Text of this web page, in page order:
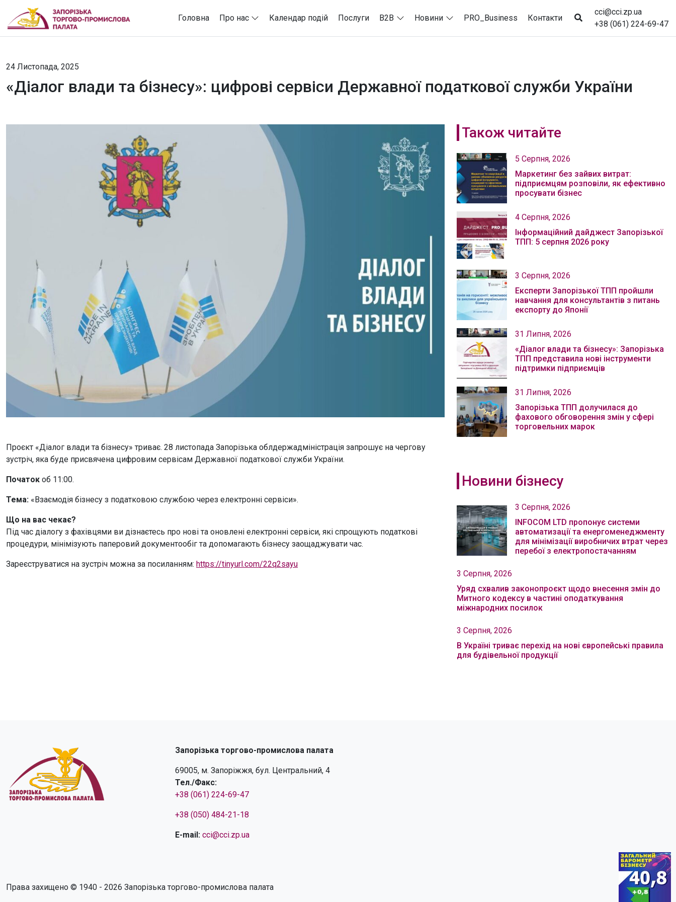
Головна Про нас Календар подій Послуги B2B Новини PRO_Business Контакти
cci@cci.zp.ua
+38 (061) 224-69-47
24 Листопада, 2025
«Діалог влади та бізнесу»: цифрові сервіси Державної податкової служби України
Проєкт «Діалог влади та бізнесу» триває. 28 листопада Запорізька облдержадміністрація запрошує на чергову
зустріч, яка буде присвячена цифровим сервісам Державної податкової служби України.
Початок об 11:00.
Тема: «Взаємодія бізнесу з податковою службою через електронні сервіси».
Що на вас чекає?
Під час діалогу з фахівцями ви дізнаєтесь про нові та оновлені електронні сервіси, які спрощують податкові
процедури, мінімізують паперовий документообіг та допомагають бізнесу заощаджувати час.
Зареєструватися на зустріч можна за посиланням: https://tinyurl.com/22q2sayu
Також читайте
5 Серпня, 2026
Маркетинг без зайвих витрат:
підприємцям розповіли, як ефективно
просувати бізнес
4 Серпня, 2026
Інформаційний дайджест Запорізької
ТПП: 5 серпня 2026 року
3 Серпня, 2026
Експерти Запорізької ТПП пройшли
навчання для консультантів з питань
експорту до Японії
31 Липня, 2026
«Діалог влади та бізнесу»: Запорізька
ТПП представила нові інструменти
підтримки підприємців
31 Липня, 2026
Запорізька ТПП долучилася до
фахового обговорення змін у сфері
торговельних марок
Новини бізнесу
3 Серпня, 2026
INFOCOM LTD пропонує системи
автоматизації та енергоменеджменту
для мінімізації виробничих втрат через
перебої з електропостачанням
3 Серпня, 2026
Уряд схвалив законопроєкт щодо внесення змін до
Митного кодексу в частині оподаткування
міжнародних посилок
3 Серпня, 2026
В Україні триває перехід на нові європейські правила
для будівельної продукції
Запорізька торгово-промислова палата
69005, м. Запоріжжя, бул. Центральний, 4
Тел./Факс:
+38 (061) 224-69-47
+38 (050) 484-21-18
E-mail: cci@cci.zp.ua
Права захищено © 1940 - 2026 Запорізька торгово-промислова палата